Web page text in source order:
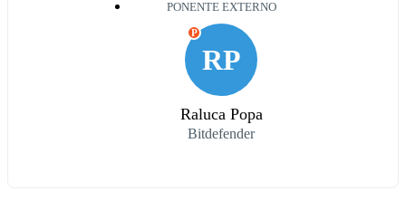
PONENTE EXTERNO
RP
P
Raluca Popa
Bitdefender